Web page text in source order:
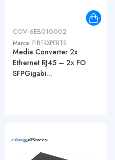
COV-6EB010002
Marca: FIBERXPERTS
Media Converter 2x
Ethernet RJ45 – 2x FO
SFPGigabi...